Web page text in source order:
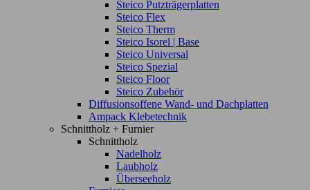
Steico Putzträgerplatten
Steico Flex
Steico Therm
Steico Isorel | Base
Steico Universal
Steico Spezial
Steico Floor
Steico Zubehör
Diffusionsoffene Wand- und Dachplatten
Ampack Klebetechnik
Schnittholz + Furnier
Schnittholz
Nadelholz
Laubholz
Überseeholz